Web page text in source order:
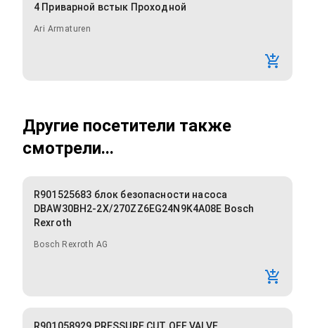
4 Приварной встык Проходной
Ari Armaturen
Другие посетители также
смотрели...
R901525683 блок безопасности насоса
DBAW30BH2-2X/270ZZ6EG24N9K4A08E Bosch
Rexroth
Bosch Rexroth AG